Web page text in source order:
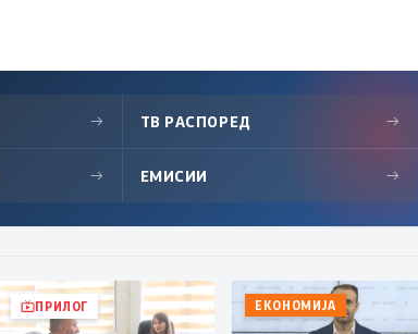
→ ТВ РАСПОРЕД →
→ ЕМИСИИ →
ПРИЛОГ ЕКОНОМИЈА